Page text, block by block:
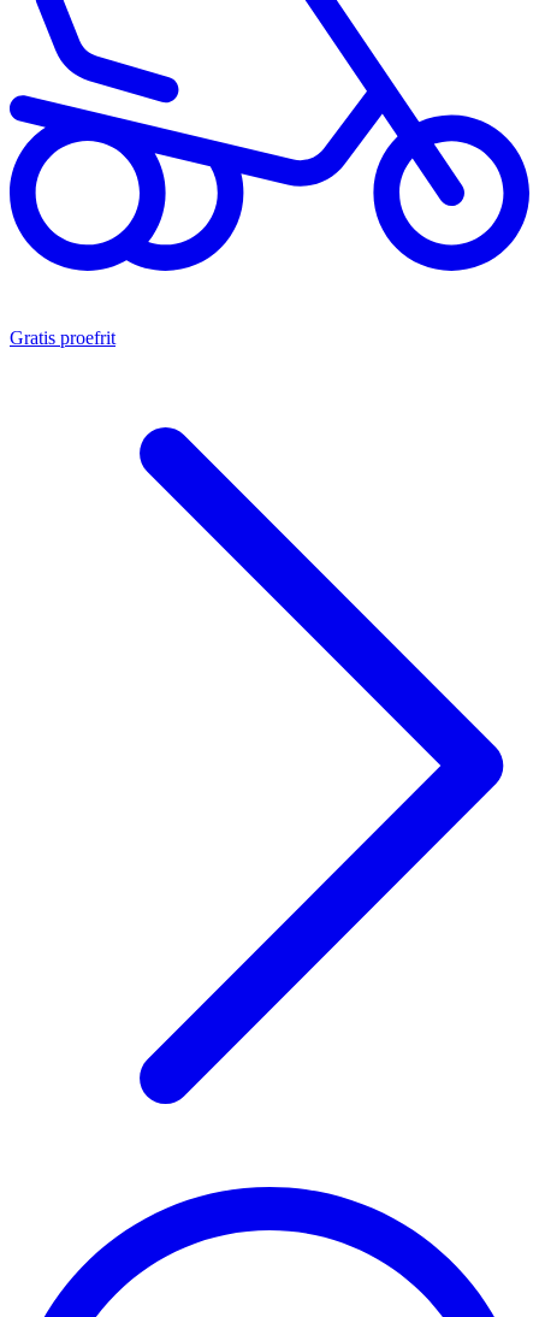
Gratis proefrit